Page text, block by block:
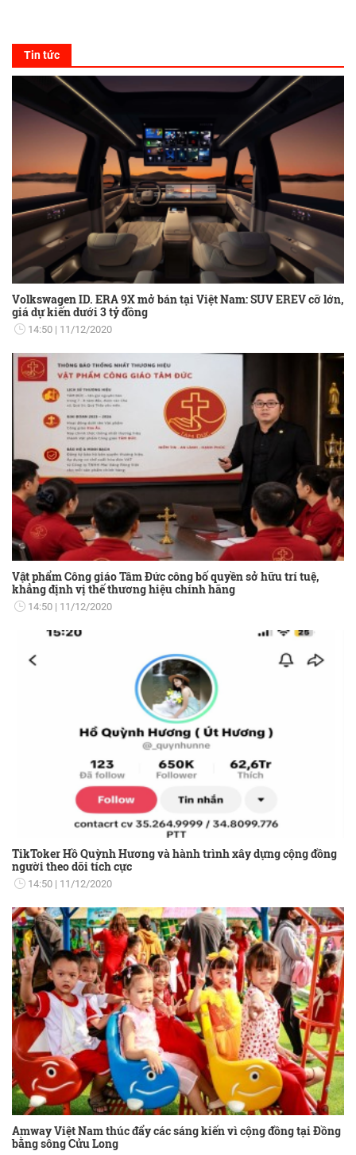
Tin tức
Volkswagen ID. ERA 9X mở bán tại Việt Nam: SUV EREV cỡ lớn,
giá dự kiến dưới 3 tỷ đồng
14:50 11/12/2020
Vật phẩm Công giáo Tâm Đức công bố quyền sở hữu trí tuệ,
khẳng định vị thế thương hiệu chính hãng
14:50 11/12/2020
TikToker Hồ Quỳnh Hương và hành trình xây dựng cộng đồng
người theo dõi tích cực
14:50 11/12/2020
Amway Việt Nam thúc đẩy các sáng kiến vì cộng đồng tại Đồng
bằng sông Cửu Long